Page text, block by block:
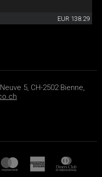
EUR 138.29
5, CH-2502 Bienne,